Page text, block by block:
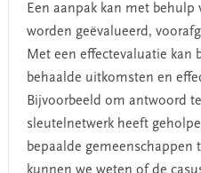
Een aanpak kan met
worden geëvalueerd,
Met een effectevaluatie kan
behaalde uitkomsten en
Bijvoorbeeld om antwoord
sleutelnetwerk heeft
bepaalde gemeenschappen
kunnen we weten of de